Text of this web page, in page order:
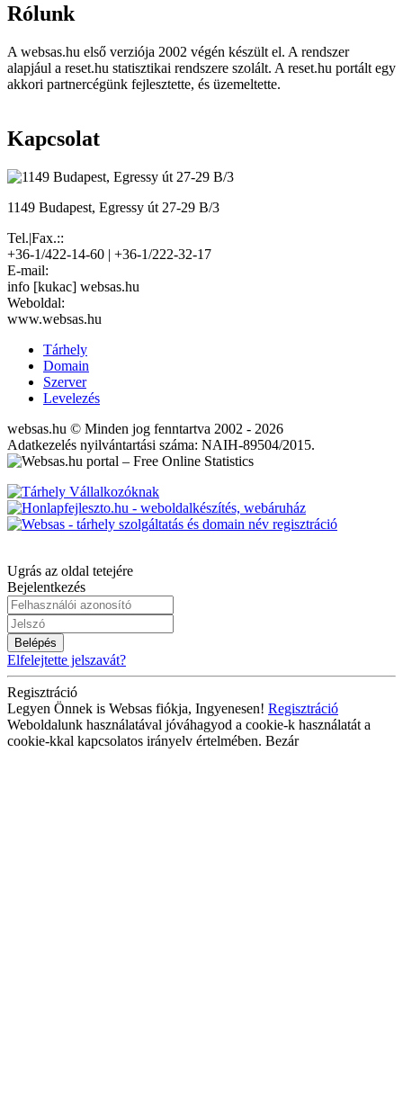
Rólunk
A websas.hu első verziója 2002 végén készült el. A rendszer
alapjául a reset.hu statisztikai rendszere szolált. A reset.hu portált egy
akkori partnercégünk fejlesztette, és üzemeltette.
Kapcsolat
1149 Budapest, Egressy út 27-29 B/3
Tel.|Fax.::
+36-1/422-14-60 | +36-1/222-32-17
E-mail:
info [kukac] websas.hu
Weboldal:
www.websas.hu
Tárhely
Domain
Szerver
Levelezés
websas.hu © Minden jog fenntartva 2002 - 2026
Adatkezelés nyilvántartási száma: NAIH-89504/2015.
Ugrás az oldal tetejére
Bejelentkezés
Belépés
Elfelejtette jelszavát?
Regisztráció
Legyen Önnek is Websas fiókja, Ingyenesen! Regisztráció
Weboldalunk használatával jóváhagyod a cookie-k használatát a
cookie-kkal kapcsolatos irányelv értelmében. Bezár